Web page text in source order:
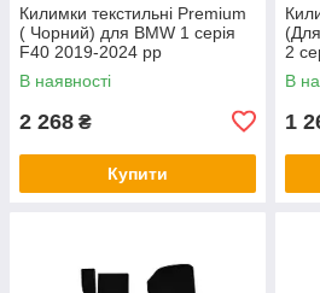
Килимки текстильні Premium
( Чорний) для BMW 1 серія
F40 2019-2024 рр
В наявності
2 268 ₴
Купити
2
рр
В
1